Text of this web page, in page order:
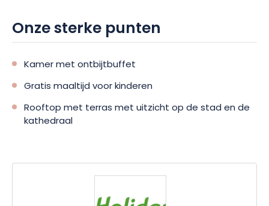
Onze sterke punten
Kamer met ontbijtbuffet
Gratis maaltijd voor kinderen
Rooftop met terras met uitzicht op de stad en de
kathedraal